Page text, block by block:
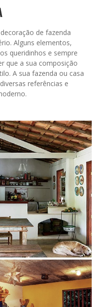
de fazenda
Alguns elementos,
queridinhos e sempre
que a sua composição
A sua fazenda ou casa
referências e